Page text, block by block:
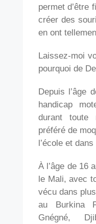
permet d’être
créer des
en ont
Laissez-moi
pourquoi de
Depuis l’âge
handicap
durant toute
préféré de
l’école et
À l’âge de 16
le Mali, avec
vécu dans
au Burkina
Gnégné,